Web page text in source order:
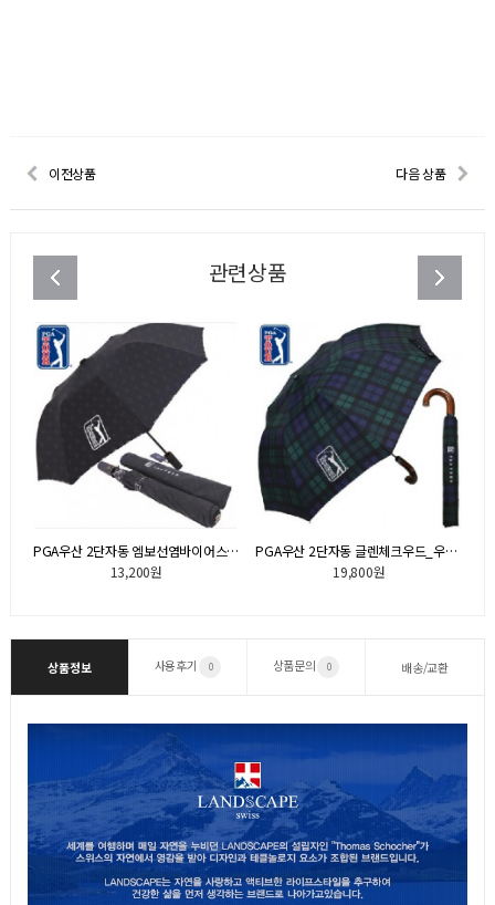
이전상품 다음 상품
관련상품
PGA우산 2단자동 엠보선염바이어스_우산(판촉물인쇄)
13,200원
PGA우산 2단자동 글렌체크우드_우산(판촉물인쇄)
19,800원
상품정보 사용후기 0 상품문의 0 배송/교환